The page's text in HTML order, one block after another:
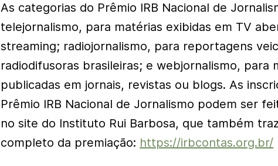
As categorias do Prêmio IRB Nacional de
telejornalismo, para matérias exibidas em TV
streaming; radiojornalismo, para reportagens
radiodifusoras brasileiras; e webjornalismo, para
publicadas em jornais, revistas ou blogs. As
Prêmio IRB Nacional de Jornalismo podem ser
no site do Instituto Rui Barbosa, que também
completo da premiação: https://irbcontas.org.br/